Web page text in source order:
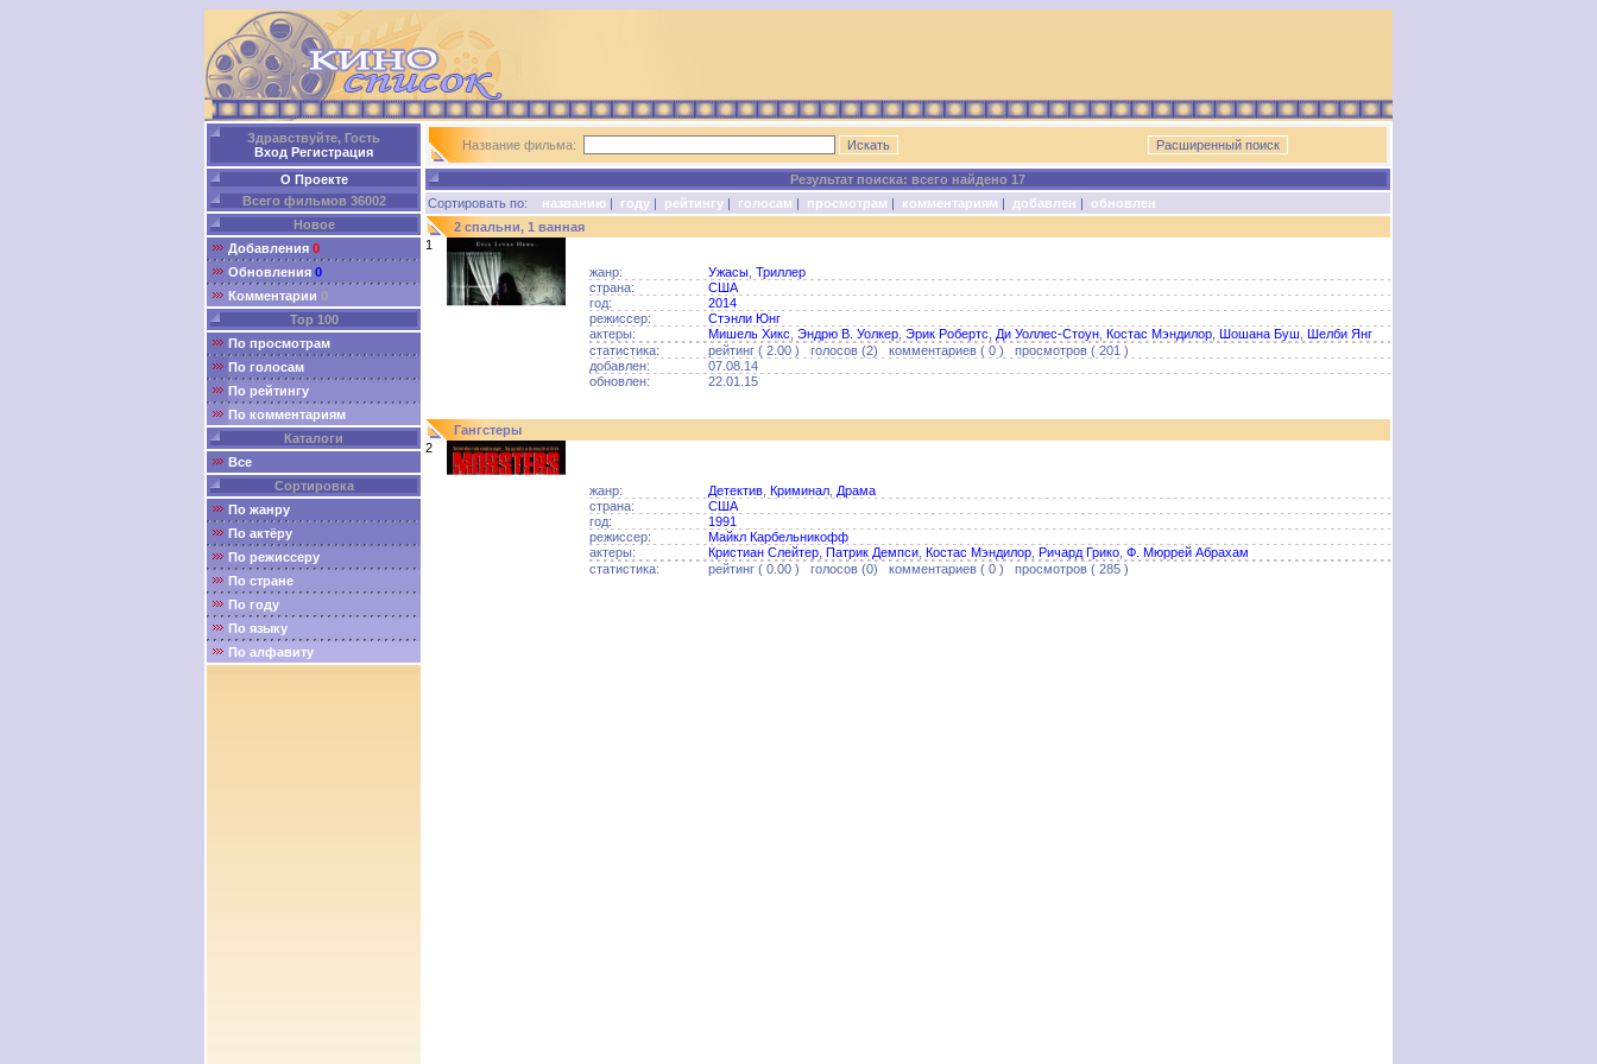
Здравствуйте, Гость
Вход Регистрация
О Проекте
Всего фильмов 36002
Новое
Добавления 0
Обновления 0
Комментарии 0
Top 100
По просмотрам
По голосам
По рейтингу
По комментариям
Каталоги
Все
Сортировка
По жанру
По актёру
По режиссеру
По стране
По году
По языку
По алфавиту
Название фильма:
Результат поиска: всего найдено 17
Сортировать по: названию | году | рейтингу | голосам | просмотрам | комментариям | добавлен | обновлен
2 спальни, 1 ванная
1
жанр:
Ужасы Триллер
страна:
США
год:
2014
режиссер:
Стэнли Юнг
актеры:
Мишель Хикс Эндрю В. Уолкер Эрик Робертс Ди Уоллес-Стоун Костас Мэндилор Шошана Буш Шелби Янг
статистика:
рейтинг ( 2.00 ) голосов (2) комментариев ( 0 ) просмотров ( 201 )
добавлен:
07.08.14
обновлен:
22.01.15
Гангстеры
2
жанр: Детектив Криминал Драма
страна:
США
год:
1991
режиссер:
Майкл Карбельникофф
актеры:
Кристиан Слейтер Патрик Демпси Костас Мэндилор Ричард Грико Ф. Мюррей Абрахам
статистика:
рейтинг ( 0.00 ) голосов (0) комментариев ( 0 ) просмотров ( 285 )